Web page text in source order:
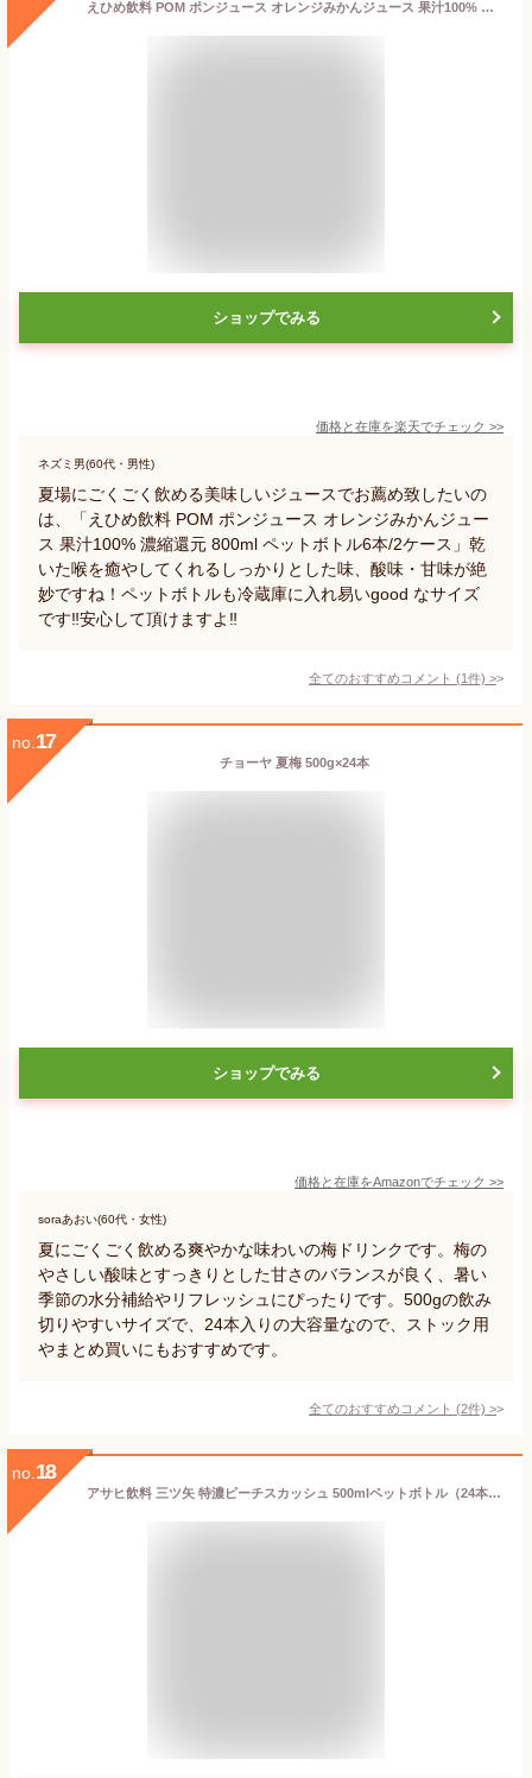
えひめ飲料 POM ポンジュース オレンジみかんジュース 果汁100% 濃縮還元 800ml ペットボトル 6本×2ケース（12本）【送料無料（一部地域除く）】
ショップでみる
価格と在庫を楽天でチェック >>
ネズミ男(60代・男性)
夏場にごくごく飲める美味しいジュースでお薦め致したいの
は、「えひめ飲料 POM ポンジュース オレンジみかんジュー
ス 果汁100% 濃縮還元 800ml ペットボトル6本/2ケース」乾
いた喉を癒やしてくれるしっかりとした味、酸味・甘味が絶
妙ですね！ペットボトルも冷蔵庫に入れ易いgood なサイズ
です‼️安心して頂けますよ‼️
全てのおすすめコメント (1件) >
no. 17
チョーヤ 夏梅 500g×24本
ショップでみる
価格と在庫をAmazonでチェック >>
soraあおい(60代・女性)
夏にごくごく飲める爽やかな味わいの梅ドリンクです。梅の
やさしい酸味とすっきりとした甘さのバランスが良く、暑い
季節の水分補給やリフレッシュにぴったりです。500gの飲み
切りやすいサイズで、24本入りの大容量なので、ストック用
やまとめ買いにもおすすめです。
全てのおすすめコメント (2件) >
no. 18
アサヒ飲料 三ツ矢 特濃ピーチスカッシュ 500mlペットボトル（24本入り1ケース）三ツ矢サイダー 炭酸飲料※ご注文いただいてから4日～14日の間に発送いたします。/ah/